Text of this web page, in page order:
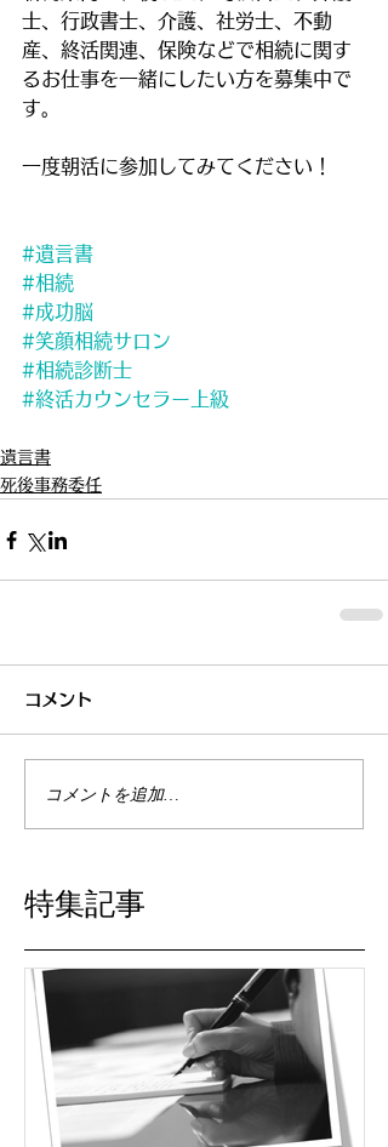
士、行政書士、介護、社労士、不動
産、終活関連、保険などで相続に関す
るお仕事を一緒にしたい方を募集中で
す。
一度朝活に参加してみてください！
#遺言書
#相続
#成功脳
#笑顔相続サロン
#相続診断士
#終活カウンセラー上級
遺言書
死後事務委任
コメント
コメントを追加…
特集記事